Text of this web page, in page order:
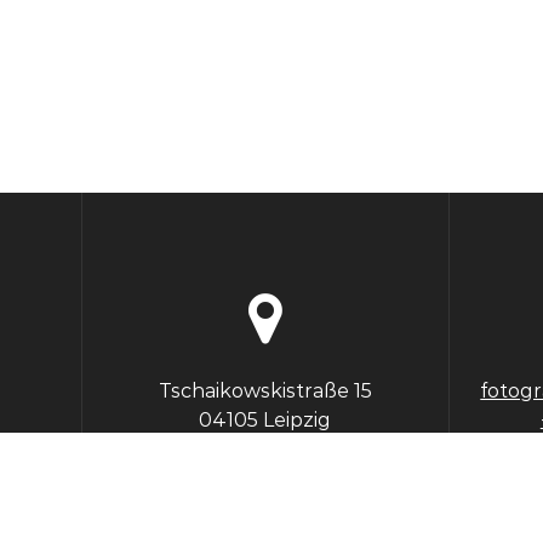
Tschaikowskistraße 15
04105 Leipzig